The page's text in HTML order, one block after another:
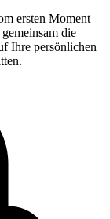
ersten Moment
die
Ihre persönlichen